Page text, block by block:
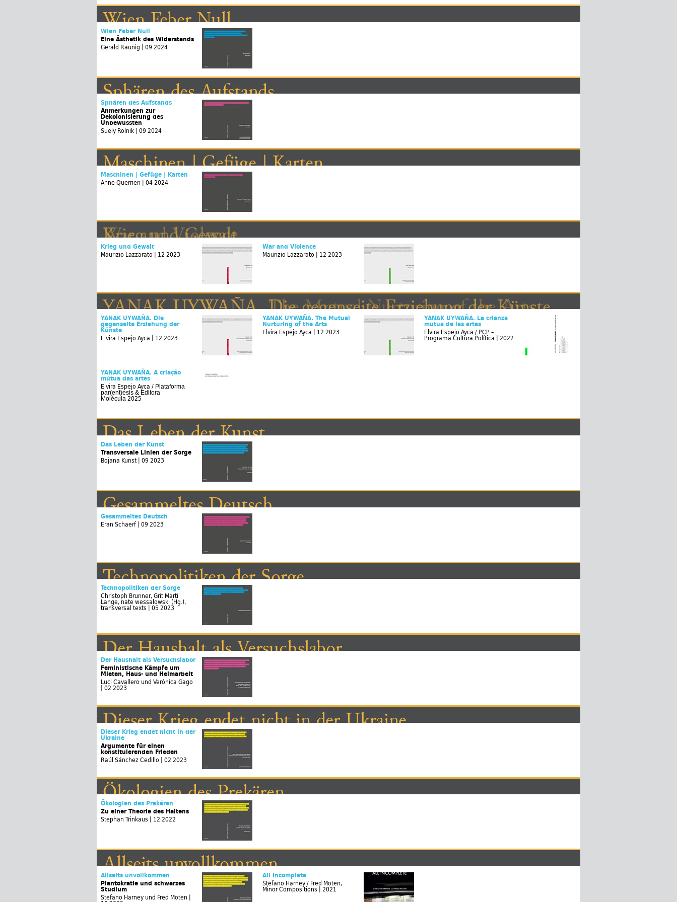
Wien Feber Null
Wien Feber Null
Eine Ästhetik des Widerstands
Gerald Raunig | 09 2024
Sphären des Aufstands
Sphären des Aufstands
Anmerkungen zur
Dekolonisierung des
Unbewussten
Suely Rolnik | 09 2024
Maschinen | Gefüge | Karten
Maschinen | Gefüge | Karten
Anne Querrien | 04 2024
Krieg und Gewalt
War and Violence
Krieg und Gewalt
Maurizio Lazzarato | 12 2023
War and Violence
Maurizio Lazzarato | 12 2023
YANAK UYWAÑA. Die gegenseite Erziehung der Künste
YANAK UYWAÑA. The Mutual Nurturing of the Arts
YANAK UYWAÑA. Die
gegenseite Erziehung der
Künste
Elvira Espejo Ayca | 12 2023
YANAK UYWAÑA. The Mutual
Nurturing of the Arts
Elvira Espejo Ayca | 12 2023
YANAK UYWAÑA. La crianza
mutua de las artes
Elvira Espejo Ayca / PCP –
Programa Cultura Política | 2022
YANAK UYWAÑA. A criação
mútua das artes
Elvira Espejo Ayca / Plataforma
par(ent)esis & Editora
Molécula 2025
Das Leben der Kunst
Das Leben der Kunst
Transversale Linien der Sorge
Bojana Kunst | 09 2023
Gesammeltes Deutsch
Gesammeltes Deutsch
Eran Schaerf | 09 2023
Technopolitiken der Sorge
Technopolitiken der Sorge
Christoph Brunner, Grit Marti
Lange, nate wessalowski (Hg.),
transversal texts | 05 2023
Der Haushalt als Versuchslabor
Der Haushalt als Versuchslabor
Feministische Kämpfe um
Mieten, Haus- und Heimarbeit
Luci Cavallero und Verónica Gago
| 02 2023
Dieser Krieg endet nicht in der Ukraine
Dieser Krieg endet nicht in der
Ukraine
Argumente für einen
konstituierenden Frieden
Raúl Sánchez Cedillo | 02 2023
Ökologien des Prekären
Ökologien des Prekären
Zu einer Theorie des Haltens
Stephan Trinkaus | 12 2022
Allseits unvollkommen
All Incomplete
Allseits unvollkommen
Plantokratie und schwarzes
Studium
Stefano Harney und Fred Moten |
All Incomplete
Stefano Harney / Fred Moten,
Minor Compositions | 2021